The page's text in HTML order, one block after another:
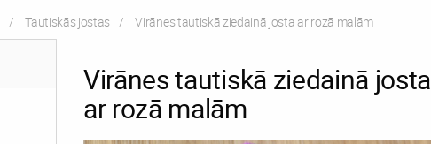
Tautiskās jostas Current:
Virānes tautiskā ziedainā josta ar rozā malām
Virānes tautiskā ziedainā josta
ar rozā malām